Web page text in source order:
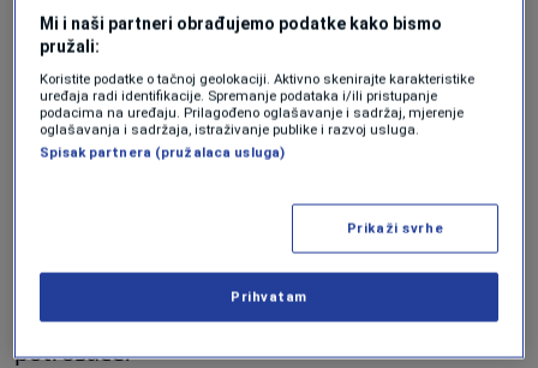
Rečeno je da se to dešava putem reklama i
uticaja.
Pozvao je Mrežu za saradnju za zaštitu
potrošača da zahtijeva od internetskih
platformi da usvoje strože politike oglašavanja
na kriptovalute i poduzmu mjere kako bi
spriječile utjecajne osobe da obmanu
potrošače.
Mi i naši partneri obrađujemo podatke kako bismo
pružali:
Koristite podatke o tačnoj geolokaciji. Aktivno skenirajte karakteristike
uređaja radi identifikacije. Spremanje podataka i/ili pristupanje
podacima na uređaju. Prilagođeno oglašavanje i sadržaj, mjerenje
oglašavanja i sadržaja, istraživanje publike i razvoj usluga.
Spisak partnera (pružalaca usluga)
Prikaži svrhe
Prihvatam